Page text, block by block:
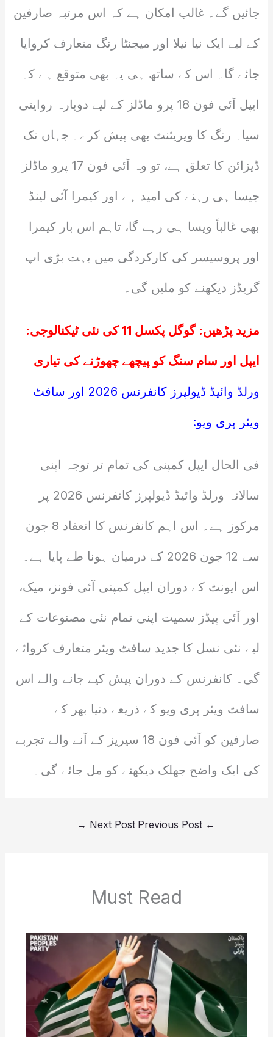
جائیں گے۔ غالب امکان ہے کہ اس مرتبہ صارفین
کے لیے ایک نیا نیلا اور میجنٹا رنگ متعارف کروایا
جائے گا۔ اس کے ساتھ ہی یہ بھی متوقع ہے کہ
ایپل آئی فون 18 پرو ماڈلز کے لیے دوبارہ روایتی
سیاہ رنگ کا ویریئنٹ بھی پیش کرے۔ جہاں تک
ڈیزائن کا تعلق ہے، تو وہ آئی فون 17 پرو ماڈلز
جیسا ہی رہنے کی امید ہے اور کیمرا آئی لینڈ
بھی غالباً ویسا ہی رہے گا، تاہم اس بار کیمرا
اور پروسیسر کی کارکردگی میں بہت بڑی اپ
گریڈز دیکھنے کو ملیں گی۔
مزید پڑھیں: گوگل پکسل 11 کی نئی ٹیکنالوجی:
ایپل اور سام سنگ کو پیچھے چھوڑنے کی تیاری
ورلڈ وائیڈ ڈیولپرز کانفرنس 2026 اور سافٹ
ویئر پری ویو:
فی الحال ایپل کمپنی کی تمام تر توجہ اپنی
سالانہ ورلڈ وائیڈ ڈیولپرز کانفرنس 2026 پر
مرکوز ہے۔ اس اہم کانفرنس کا انعقاد 8 جون
سے 12 جون 2026 کے درمیان ہونا طے پایا ہے۔
اس ایونٹ کے دوران ایپل کمپنی آئی فونز، میک،
اور آئی پیڈز سمیت اپنی تمام نئی مصنوعات کے
لیے نئی نسل کا جدید سافٹ ویئر متعارف کروائے
گی۔ کانفرنس کے دوران پیش کیے جانے والے اس
سافٹ ویئر پری ویو کے ذریعے دنیا بھر کے
صارفین کو آئی فون 18 سیریز کے آنے والے تجربے
کی ایک واضح جھلک دیکھنے کو مل جائے گی۔
←
Next Post
→
Must Read